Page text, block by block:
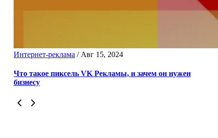
Интернет-реклама / Авг 15, 2024
Что такое пиксель VK Рекламы, и зачем он нужен
бизнесу